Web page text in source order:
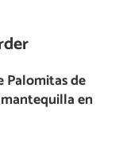
Palomitas de
en